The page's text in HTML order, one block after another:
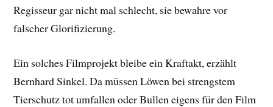
Regisseur gar nicht mal schlecht, sie bewahre vor
falscher Glorifizierung.
Ein solches Filmprojekt bleibe ein Kraftakt, erzählt
Bernhard Sinkel. Da müssen Löwen bei strengstem
Tierschutz tot umfallen oder Bullen eigens für den Film